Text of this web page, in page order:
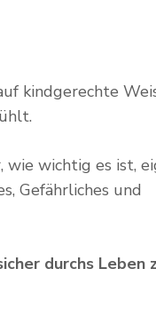
kindgerechte
wichtig es ist,
Gefährliches und
durchs Leben